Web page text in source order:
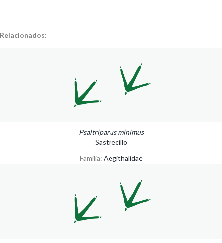
Relacionados:
Psaltriparus minimus
Sastrecillo
Familia: Aegithalidae